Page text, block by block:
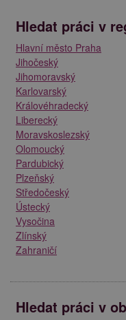
Hledat práci v
Hlavní město Praha
Jihočeský
Jihomoravský
Karlovarský
Královéhradecký
Liberecký
Moravskoslezský
Olomoucký
Pardubický
Plzeňský
Středočeský
Ústecký
Vysočina
Zlínský
Zahraničí
Hledat práci v